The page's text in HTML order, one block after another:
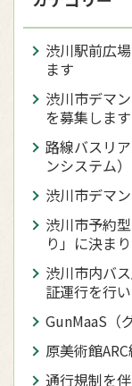
渋川駅前広
ます
渋川市デマ
を募集します
路線バスリ
ンシステム）
渋川市デマ
渋川市予約
り」に決ま
渋川市内バ
証運行を行
GunMaaS（
原美術館
通行規制を